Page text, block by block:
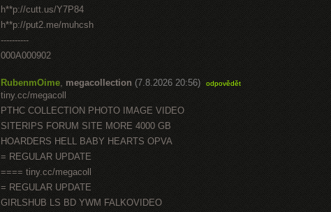
h**p://cutt.us/Y7P84
h**p://put2.me/muhcsh
----------
000A000902
RubenmOime, megacollection (7.8.2026 20:56) odpovědět
tiny.cc/megacoll
PTHC COLLECTION PHOTO IMAGE VIDEO
SITERIPS FORUM SITE MORE 4000 GB
HOARDERS HELL BABY HEARTS OPVA
= REGULAR UPDATE
==== tiny.cc/megacoll
= REGULAR UPDATE
GIRLSHUB LS BD YWM FALKOVIDEO